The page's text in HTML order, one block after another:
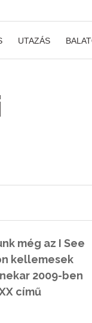
UTAZÁS
még az I See
kellemesek
2009-ben
című